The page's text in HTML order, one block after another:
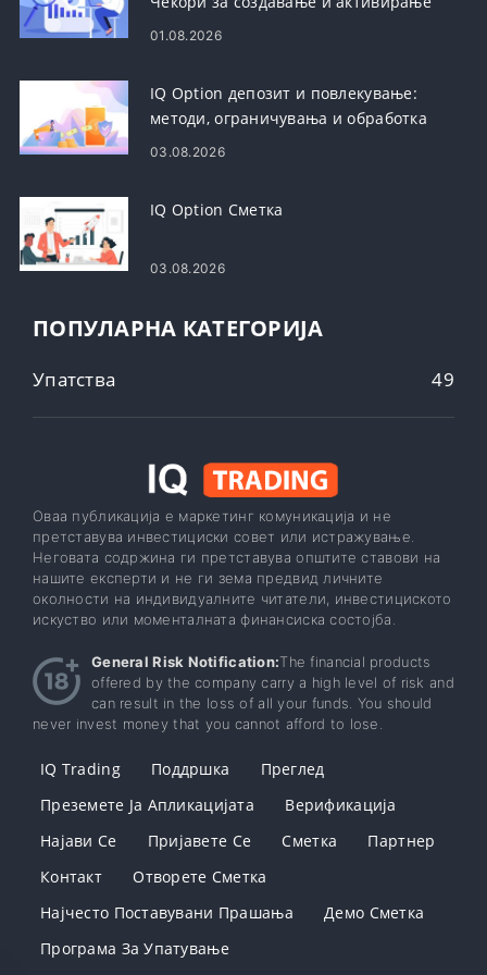
01.08.2026
IQ Option депозит и повлекување:
методи, ограничувања и обработка
03.08.2026
IQ Option Сметка
03.08.2026
ПОПУЛАРНА КАТЕГОРИЈА
Упатства 49
Оваа публикација е маркетинг комуникација и не
претставува инвестициски совет или истражување.
Неговата содржина ги претставува општите ставови на
нашите експерти и не ги зема предвид личните
околности на индивидуалните читатели, инвестициското
искуство или моменталната финансиска состојба.
General Risk Notification:The financial products
offered by the company carry a high level of risk and
can result in the loss of all your funds. You should
never invest money that you cannot afford to lose.
IQ Trading Поддршка
Преглед
Преземете Ја Апликацијата
Верификација
Најави Се
Пријавете Се Сметка
Партнер
Контакт
Отворете Сметка
Најчесто Поставувани Прашања
Демо Сметка
Програма За Упатување